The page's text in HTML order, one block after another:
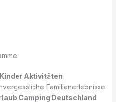
Aktivitäten
Familienerlebnisse
Camping Deutschland